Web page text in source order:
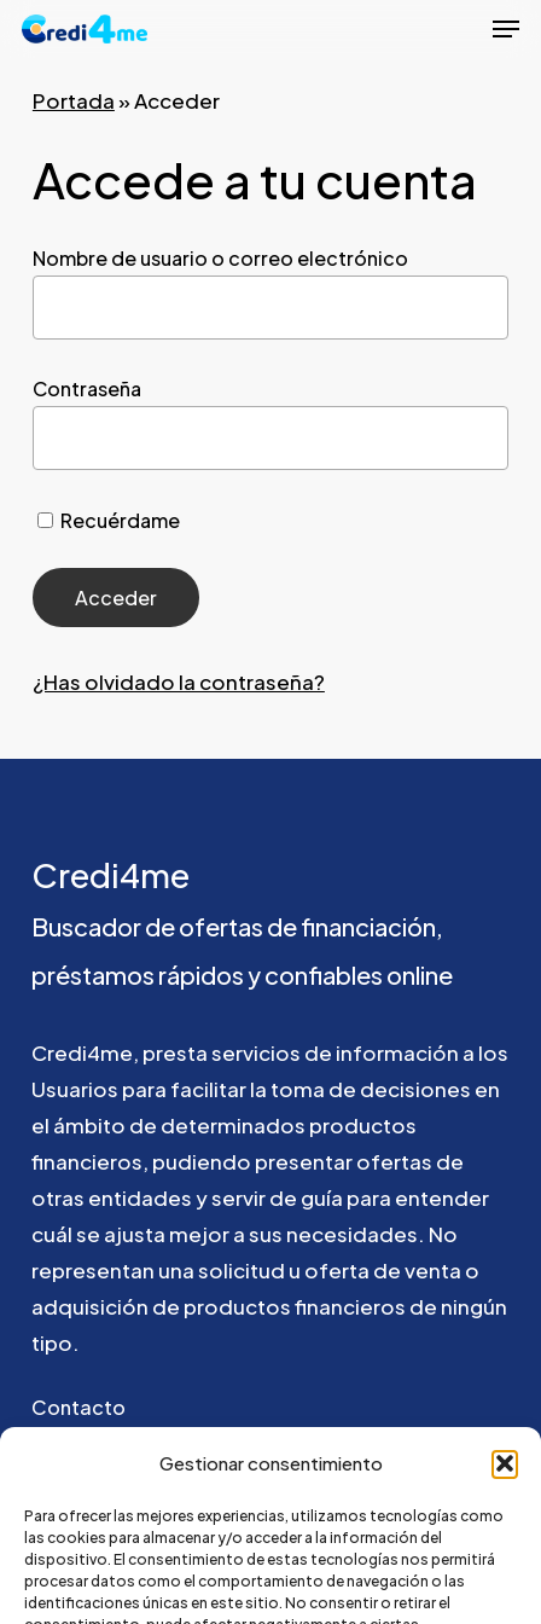
Gestionar consentimiento
Para ofrecer las mejores experiencias, utilizamos tecnologías como
las cookies para almacenar y/o acceder a la información del
dispositivo. El consentimiento de estas tecnologías nos permitirá
procesar datos como el comportamiento de navegación o las
identificaciones únicas en este sitio. No consentir o retirar el
Skip
mainPortada»Acceder
Accede a tu cuenta
Nombre de usuario o correo electrónico
Contraseña
Recuérdame
¿Has olvidado la contraseña?
Credi4me
Buscadordeofertas definanciación,
préstamos rápidosyconfiables online
Credi4me, prestaservicios de información a los
Usuarios para facilitarla toma de decisiones en
el ámbito de determinados productos
financieros, pudiendo presentarofertas de
otras entidadesyservirde guía para entender
cuálse ajusta mejorasus necesidades. No
representan unasolicitud u oferta deventa o
adquisición de productosfinancieros de ningún
tipo.
Contacto
Puedes ponerte en contacto con nosotros
go@credi4me.com